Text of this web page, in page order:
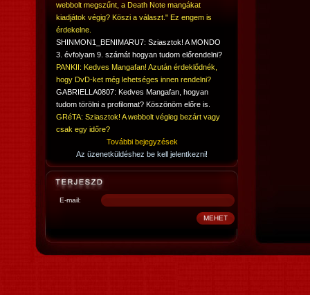
webbolt megszűnt, a Death Note mangákat
kiadjátok végig? Köszi a választ." Ez engem is
érdekelne.
SHINMON1_BENIMARU7: Sziasztok! A MONDO
3. évfolyam 9. számát hogyan tudom előrendelni?
PANKII: Kedves Mangafan! Azután érdeklődnék,
hogy DvD-ket még lehetséges innen rendelni?
GABRIELLA0807: Kedves Mangafan, hogyan
tudom törölni a profilomat? Köszönöm előre is.
GRéTA: Sziasztok! A webbolt végleg bezárt vagy
csak egy időre?
További bejegyzések
Az üzenetküldéshez be kell jelentkezni!
E-mail: